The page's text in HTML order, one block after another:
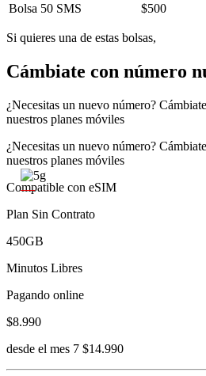
Bolsa 50 SMS
$500
Si quieres una de estas bolsas,
Cámbiate con número
¿Necesitas un nuevo número?
nuestros planes móviles
¿Necesitas un nuevo número?
nuestros planes móviles
Compatible con eSIM
Plan Sin Contrato
450GB
Minutos Libres
Pagando online
$8.990
desde el mes 7 $14.990